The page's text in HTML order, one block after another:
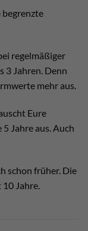
begrenzte
regelmäßiger
3 Jahren. Denn
mehr aus.
Eure
Jahre aus. Auch
schon früher. Die
Jahre.